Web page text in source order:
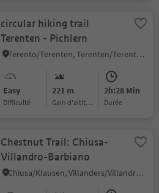
circular hiking trail
Terenten - Pichlern
Terento/Terenten, Terenten/Terento, Brixen/Bressanone and environs
Easy
Difficulté
221 m
Gain d'altitude
2h:28 Min
durée
Chestnut Trail: Chiusa-
Villandro-Barbiano
Chiusa/Klausen, Villanders/Villandro, Brixen/Bressanone and environs